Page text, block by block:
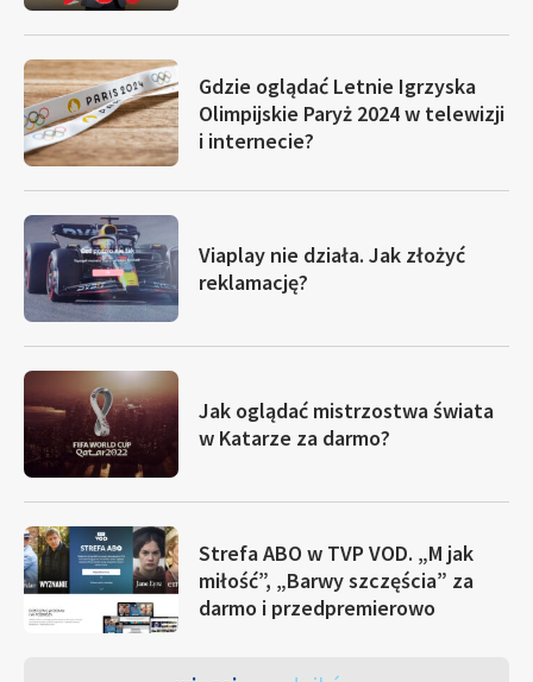
Gdzie oglądać Letnie Igrzyska
Olimpijskie Paryż 2024 w telewizji
i internecie?
Viaplay nie działa. Jak złożyć
reklamację?
Jak oglądać mistrzostwa świata
w Katarze za darmo?
Strefa ABO w TVP VOD. „M jak
miłość”, „Barwy szczęścia” za
darmo i przedpremierowo